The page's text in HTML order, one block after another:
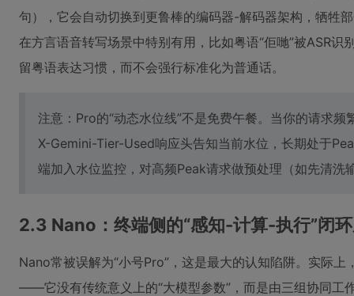
句），它会自动切换到更鲁棒的编码器-解码器架构，牺牲
在方言语音转写场景中特别有用，比如粤语“佢哋”被ASR识
留粤语表达习惯，而不会强行标准化为普通话。
注意：Pro的“动态水位线”不是免费午餐。当你的请求
X-Gemini-Tier-Used响应头告知当前水位，长期处于
端加入水位监控，对高频Peak请求做预处理（如先清洗
2.3 Nano：终端侧的“感知-计算-执行”闭
Nano常被误解为“小号Pro”，这是最大的认知陷阱。实际
——它没有传统意义上的“大模型参数”，而是由三组协同工